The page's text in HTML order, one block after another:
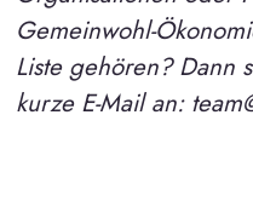
Gemeinwohl-
Liste gehören? Dann
kurze E-Mail an: